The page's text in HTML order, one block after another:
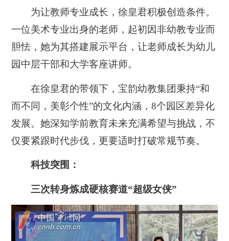
为让教师专业成长，徐皇君积极创造条件。
一位美术专业出身的老师，起初因非幼教专业而
胆怯，她为其搭建展示平台，让老师成长为幼儿
园中层干部和大学客座讲师。
在徐皇君的带领下，宝韵幼教集团秉持“和
而不同，美彰个性”的文化内涵，8个园区差异化
发展。她深知学前教育未来充满希望与挑战，不
仅要紧跟时代步伐，更要适时打破常规节奏。
科技突围：
三次转身炼成硬核赛道“超级女侠”